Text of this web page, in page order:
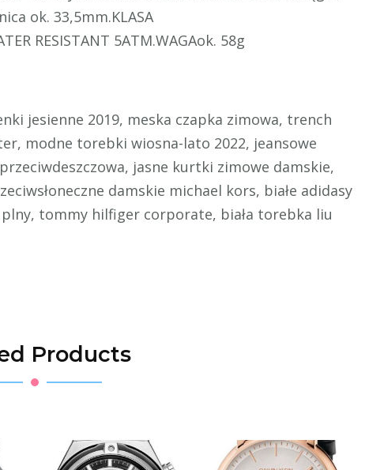
ok. 33,5mm.KLASA
RESISTANT 5ATM.WAGAok. 58g
jesienne 2019, meska czapka zimowa, trench
modne torebki wiosna-lato 2022, jeansowe
jasne kurtki zimowe damskie,
damskie michael kors, białe adidasy
tommy hilfiger corporate, biała torebka liu
Products